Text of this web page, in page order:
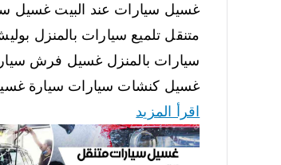
غسيل سيارات عند البيت غسيل
متنقل تلميع سيارات بالمنزل
سيارات بالمنزل غسيل فرش
غسيل كنشات سيارات سيارة
اقرأ المزيد